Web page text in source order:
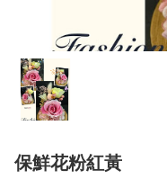
保鮮花粉紅黃